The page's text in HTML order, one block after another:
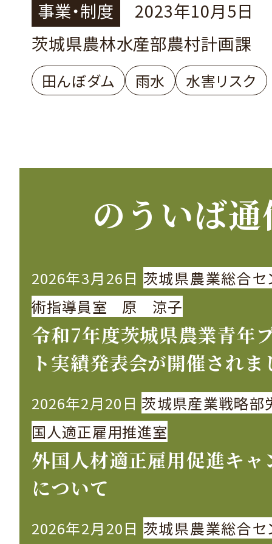
事業・制度
2023年10月5日
茨城県農林水産部農村計画課
田んぼダム 雨水 水害リスク
のういば
2026年3月26日 茨城県農業総合セ
術指導員室 原 涼子
令和7年度茨城県農業青年
ト実績発表会が開催されま
2026年2月20日 茨城県産業戦略部
国人適正雇用推進室
外国人材適正雇用促進キャ
について
2026年2月20日 茨城県農業総合セ